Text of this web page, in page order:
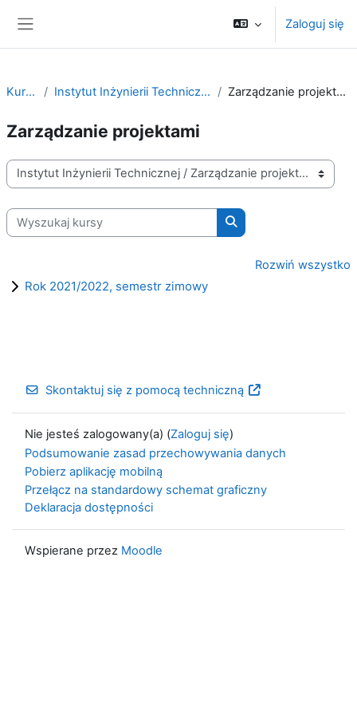
Zaloguj się
Kursy Instytut Inżynierii Technicznej Zarządzanie projektami
Zarządzanie projektami
Kategorie kursów
Wyszukaj kursy
Wyszukaj kursy
Rozwiń wszystko
Rok 2021/2022, semestr zimowy
Skontaktuj się z pomocą techniczną
Nie jesteś zalogowany(a) (Zaloguj się)
Podsumowanie zasad przechowywania danych
Pobierz aplikację mobilną
Przełącz na standardowy schemat graficzny
Deklaracja dostępności
Wspierane przez Moodle